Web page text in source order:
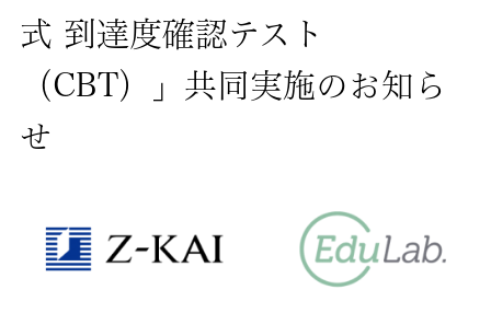
式 到達度確認テスト
（CBT）」共同実施のお知ら
せ